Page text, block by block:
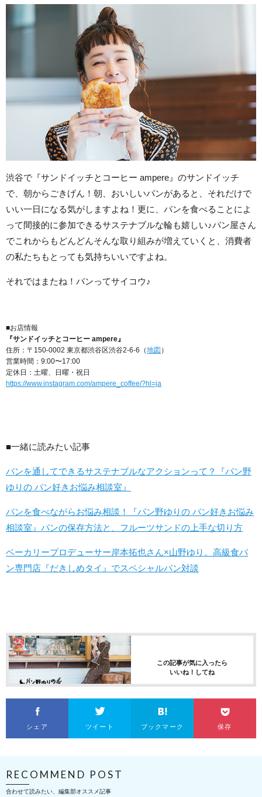
渋谷で『サンドイッチとコーヒー ampere』のサンドイッチ
で、朝からごきげん！朝、おいしいパンがあると、それだけで
いい一日になる気がしますよね！更に、パンを食べることによ
って間接的に参加できるサステナブルな輪も嬉しい♪パン屋さん
でこれからもどんどんそんな取り組みが増えていくと、消費者
の私たちもとっても気持ちいいですよね。
それではまたね！パンってサイコウ♪
■お店情報
『サンドイッチとコーヒー ampere』
住所：〒150-0002 東京都渋谷区渋谷2-6-6（地図 ）
営業時間：9:00〜17:00
定休日：土曜、日曜・祝日
https://www.instagram.com/ampere_coffee/?hl=ja
■一緒に読みたい記事
パンを通してできるサステナブルなアクションって？『パン野
ゆりの パン好きお悩み相談室』
パンを食べながらお悩み相談！『パン野ゆりの パン好きお悩み
相談室』パンの保存方法と、フルーツサンドの上手な切り方
ベーカリープロデューサー岸本拓也さん×山野ゆり。高級食パ
ン専門店『だきしめタイ』でスペシャルパン対談
この記事が気に入ったら
いいね！してね
シェア ツイート ブックマーク 保存
RECOMMEND POST
合わせて読みたい、編集部オススメ記事